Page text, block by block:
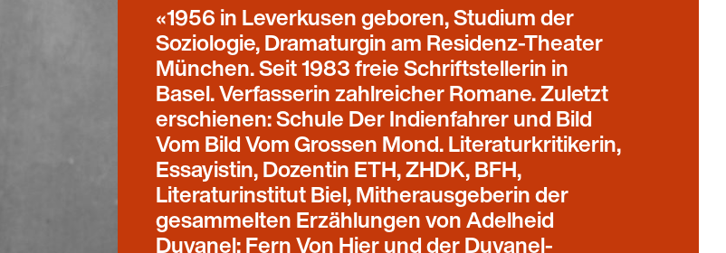
1956 in Leverkusen geboren, Studium der
Soziologie, Dramaturgin am Residenz-Theater
München. Seit 1983 freie Schriftstellerin in
Basel. Verfasserin zahlreicher Romane. Zuletzt
erschienen: Schule Der Indienfahrer und Bild
Vom Bild Vom Grossen Mond. Literaturkritikerin,
Essayistin, Dozentin ETH, ZHDK, BFH,
Literaturinstitut Biel, Mitherausgeberin der
gesammelten Erzählungen von Adelheid
Duvanel: Fern Von Hier und der Duvanel-